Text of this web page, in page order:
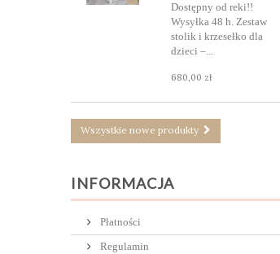
Dostępny od reki!!
Wysyłka 48 h. Zestaw
stolik i krzesełko dla
dzieci –...
680,00 zł
Wszystkie nowe produkty
INFORMACJA
Płatności
Regulamin